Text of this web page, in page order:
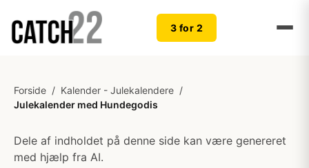
3 for 2
Forside / Kalender - Julekalendere /
Julekalender med Hundegodis
Dele af indholdet på denne side kan være genereret
med hjælp fra AI.